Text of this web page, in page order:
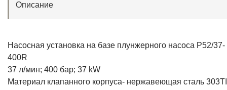
Описание
Насосная установка на базе плунжерного насоса P52/37-
400R
37 л/мин; 400 бар; 37 kW
Материал клапанного корпуса- нержавеющая сталь 303TI